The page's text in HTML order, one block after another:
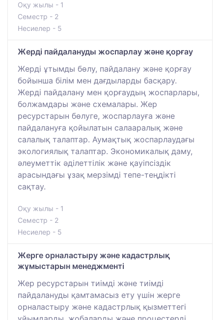
Оқу жылы - 1
Семестр - 2
Несиелер - 5
Жерді пайдалануды жоспарлау және қорғау
Жерді ұтымды бөлу, пайдалану және қорғау
бойынша білім мен дағдыларды басқару.
Жерді пайдалану мен қорғаудың жоспарлары,
болжамдары және схемалары. Жер
ресурстарын бөлуге, жоспарлауға және
пайдалануға қойылатын салааралық және
салалық талаптар. Аумақтық жоспарлаудағы
экологиялық талаптар. Экономикалық даму,
әлеуметтік әділеттілік және қауіпсіздік
арасындағы ұзақ мерзімді тепе-теңдікті
сақтау.
Оқу жылы - 1
Семестр - 2
Несиелер - 5
Жерге орналастыру және кадастрлық
жұмыстарын менеджменті
Жер ресурстарын тиімді және тиімді
пайдалануды қамтамасыз ету үшін жерге
орналастыру және кадастрлық қызметтегі